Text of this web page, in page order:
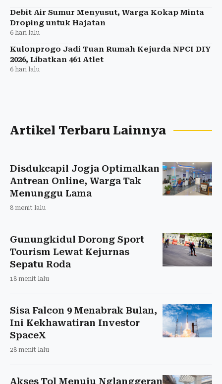
Debit Air Sumur Menyusut, Warga Kokap Minta
Droping untuk Hajatan
6 hari lalu
Kulonprogo Jadi Tuan Rumah Kejurda NPCI DIY
2026, Libatkan 461 Atlet
6 hari lalu
Artikel Terbaru Lainnya
Disdukcapil Jogja Optimalkan
Antrean Online, Warga Tak
Menunggu Lama
8 menit lalu
Gunungkidul Dorong Sport
Tourism Lewat Kejurnas
Sepatu Roda
18 menit lalu
Sisa Falcon 9 Menabrak Bulan,
Ini Kekhawatiran Investor
SpaceX
28 menit lalu
Akses Tol Menuju Nglanggeran